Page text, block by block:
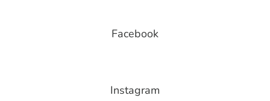
Facebook
Instagram